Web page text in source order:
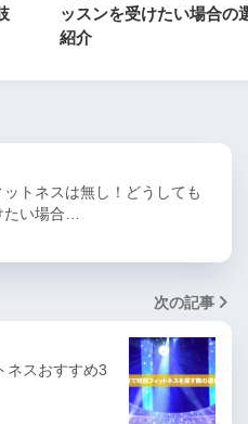
ッスンを受けたい場合の
紹介
トネスは無し！どうしても
い場合…
次の記事
ネスおすすめ3